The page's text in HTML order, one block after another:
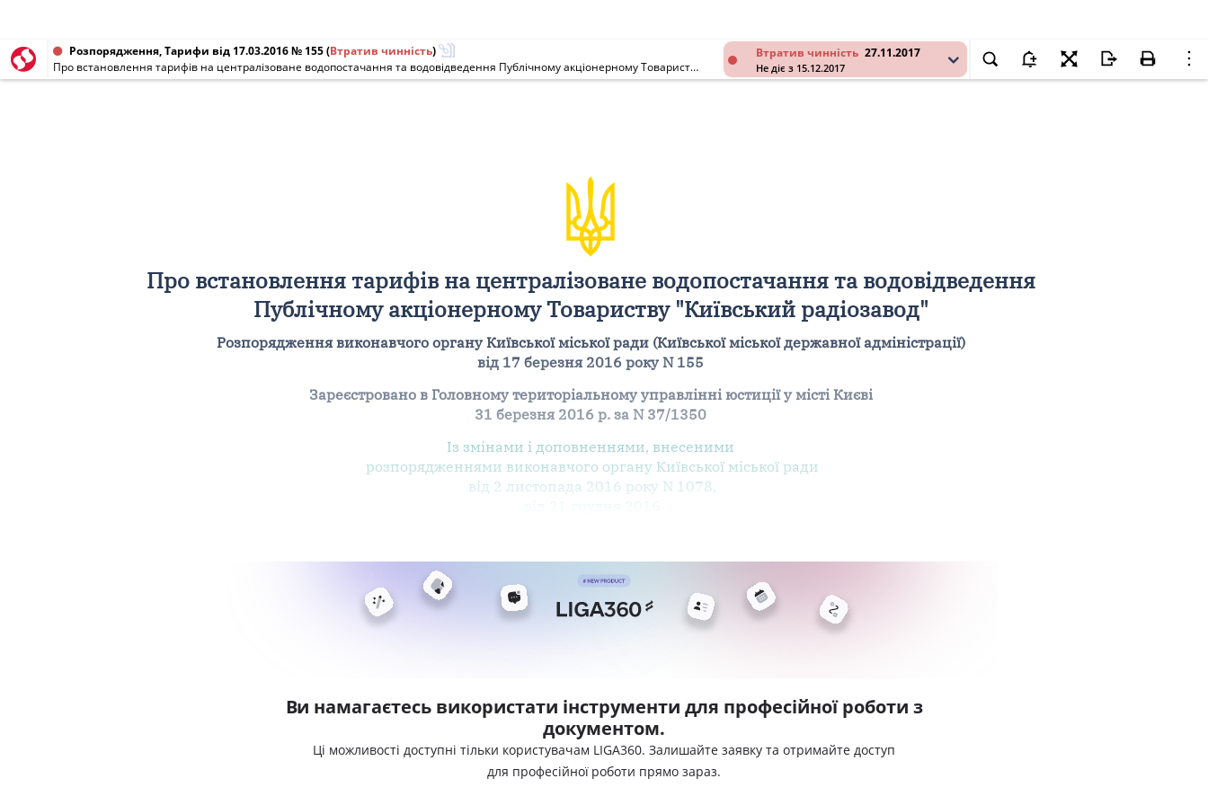
Втратив чинність 27.11.2017
Не діє з 15.12.2017
Розпорядження, Тарифи від 17.03.2016 № 155(Втратив чинність)
Про встановлення тарифів на централізоване водопостачання та водовідведення Публічному акціонерному Товариству "Київський радіозавод"
Про встановлення тарифів на централізоване водопостачання та водовідведення
Публічному акціонерному Товариству "Київський радіозавод"
Розпорядження виконавчого органу Київської міської ради (Київської міської державної адміністрації)
від 17 березня 2016 року N 155
Зареєстровано в Головному територіальному управлінні юстиції у місті Києві
31 березня 2016 р. за N 37/1350
Із змінами і доповненнями, внесеними
розпорядженнями виконавчого органу Київської міської ради
від 2 листопада 2016 року N 1078 ,
Ви намагаєтесь використати інструменти для професійної роботи з
документом.
Ці можливості доступні тільки користувачам LIGA360. Залишайте заявку та отримайте доступ
для професійної роботи прямо зараз.